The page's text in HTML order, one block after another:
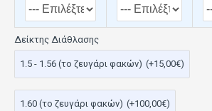
Δείκτης Διάθλασης
1.5 - 1.56 (το ζευγάρι φακών) (+15,00€)
1.60 (το ζευγάρι φακών) (+100,00€)